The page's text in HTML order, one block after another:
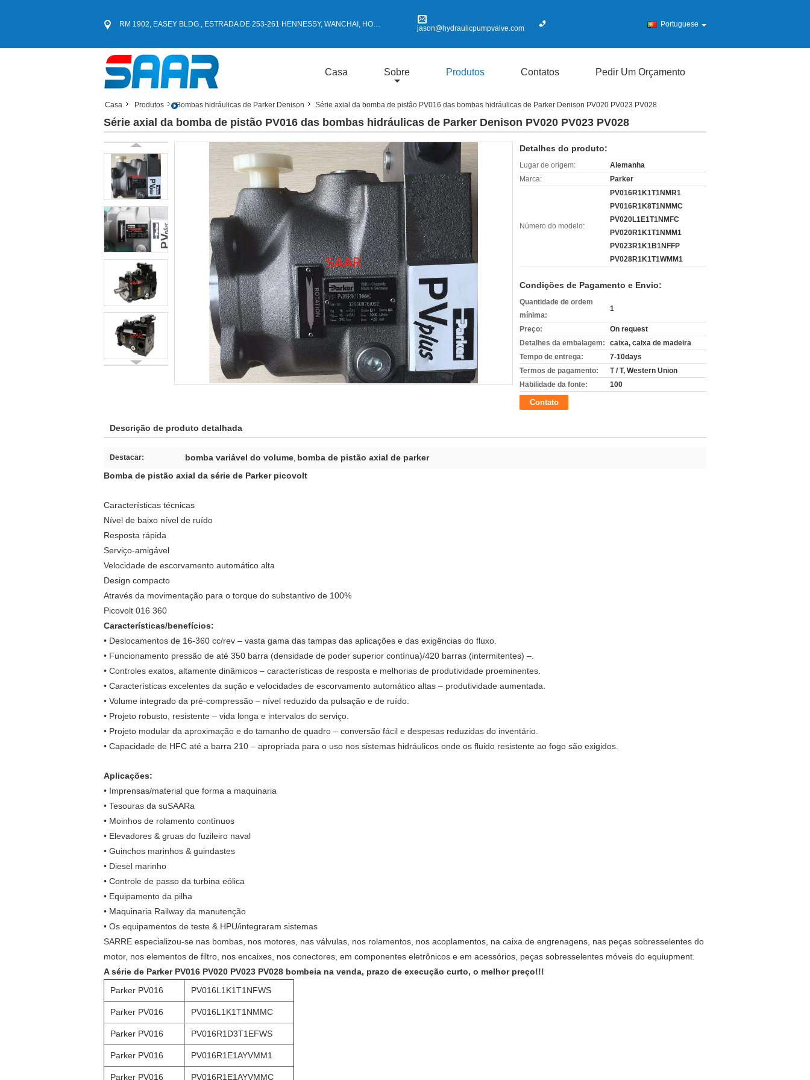
RM 1902, EASEY BLDG., ESTRADA DE 253-261 HENNESSY, WANCHAI, HONG KONG jason@hydraulicpumpvalve.com Portuguese
Casa Sobre Produtos Contatos Pedir Um Orçamento
Casa Produtos Bombas hidráulicas de Parker Denison Série axial da bomba de pistão PV016 das bombas hidráulicas de Parker Denison PV020 PV023 PV028
Série axial da bomba de pistão PV016 das bombas hidráulicas de Parker Denison PV020 PV023 PV028
Detalhes do produto:
Lugar de origem:
Alemanha
Marca:
Parker
Número do modelo:
PV016R1K1T1NMR1
PV016R1K8T1NMMC
PV020L1E1T1NMFC
PV020R1K1T1NMM1
PV023R1K1B1NFFP
PV028R1K1T1WMM1
Condições de Pagamento e Envio:
Quantidade de ordem
mínima:
1
Preço:
On request
Detalhes da embalagem:
caixa, caixa de madeira
Tempo de entrega:
7-10days
Termos de pagamento:
T / T, Western Union
Habilidade da fonte:
100
Contato
Descrição de produto detalhada
Destacar: bomba variável do volume, bomba de pistão axial de parker
Bomba de pistão axial da série de Parker picovolt
Características técnicas
Nível de baixo nível de ruído
Resposta rápida
Serviço-amigável
Velocidade de escorvamento automático alta
Design compacto
Através da movimentação para o torque do substantivo de 100%
Picovolt 016 360
Características/benefícios:
• Deslocamentos de 16-360 cc/rev – vasta gama das tampas das aplicações e das exigências do fluxo.
• Funcionamento pressão de até 350 barra (densidade de poder superior contínua)/420 barras (intermitentes) –.
• Controles exatos, altamente dinâmicos – características de resposta e melhorias de produtividade proeminentes.
• Características excelentes da sução e velocidades de escorvamento automático altas – produtividade aumentada.
• Volume integrado da pré-compressão – nível reduzido da pulsação e de ruído.
• Projeto robusto, resistente – vida longa e intervalos do serviço.
• Projeto modular da aproximação e do tamanho de quadro – conversão fácil e despesas reduzidas do inventário.
• Capacidade de HFC até a barra 210 – apropriada para o uso nos sistemas hidráulicos onde os fluido resistente ao fogo são exigidos.
Aplicações:
• Imprensas/material que forma a maquinaria
• Tesouras da suSAARa
• Moinhos de rolamento contínuos
• Elevadores & gruas do fuzileiro naval
• Guinchos marinhos & guindastes
• Diesel marinho
• Controle de passo da turbina eólica
• Equipamento da pilha
• Maquinaria Railway da manutenção
• Os equipamentos de teste & HPU/integraram sistemas
SARRE especializou-se nas bombas, nos motores, nas válvulas, nos rolamentos, nos acoplamentos, na caixa de engrenagens, nas peças sobresselentes do
motor, nos elementos de filtro, nos encaixes, nos conectores, em componentes eletrônicos e em acessórios, peças sobresselentes móveis do equiupment.
A série de Parker PV016 PV020 PV023 PV028 bombeia na venda, prazo de execução curto, o melhor preço!!!
Parker PV016
PV016L1K1T1NFWS
Parker PV016 PV016L1K1T1NMMC
Parker PV016 PV016R1D3T1EFWS
Parker PV016 PV016R1E1AYVMM1
Parker PV016 PV016R1E1AYVMMC